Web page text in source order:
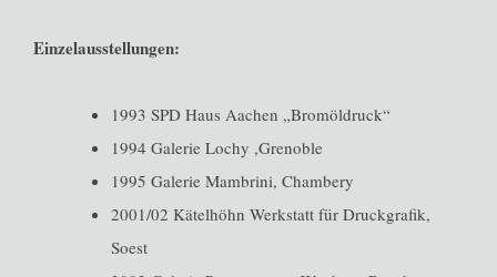
Einzelausstellungen:
1993 SPD Haus Aachen „Bromöldruck“
1994 Galerie Lochy ,Grenoble
1995 Galerie Mambrini, Chambery
2001/02 Kätelhöhn Werkstatt für Druckgrafik,
Soest